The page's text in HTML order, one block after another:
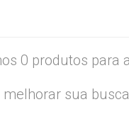
0 produtos para
melhorar sua